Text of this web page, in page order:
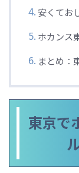
安くてお
ホカンス
まとめ：
東京で